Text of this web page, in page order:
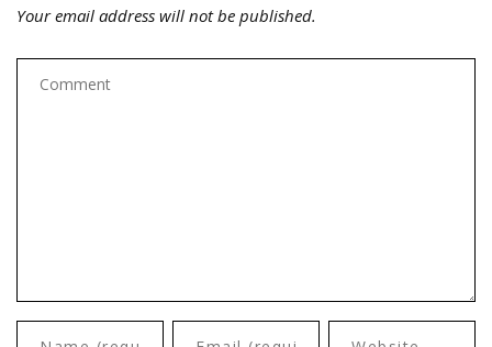
Your email address will not be published.